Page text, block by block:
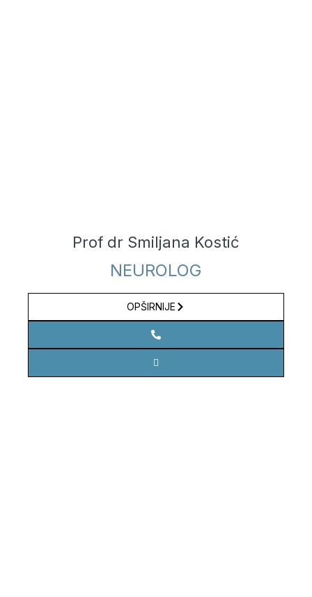
Prof dr Smiljana Kostić
NEUROLOG
OPŠIRNIJE